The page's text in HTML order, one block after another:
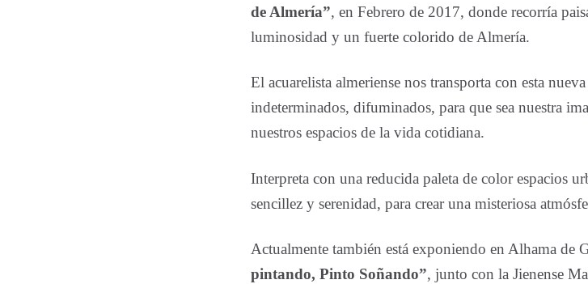
de Almería”, en Febrero de 2017, donde recorría
luminosidad y un fuerte colorido de Almería.
El acuarelista almeriense nos transporta con esta
indeterminados, difuminados, para que sea nuestra
nuestros espacios de la vida cotidiana.
Interpreta con una reducida paleta de color espacios
sencillez y serenidad, para crear una misteriosa
Actualmente también está exponiendo en Alhama de
pintando, Pinto Soñando”, junto con la Jienense